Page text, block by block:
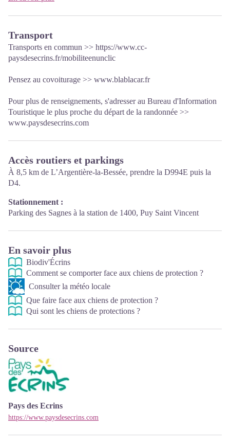
territoire et de ses patrimoines. Un espace d'exposition temporaire
permettra une offre renouvelée. Enfin,le dispositif est complété
par une salle audiovisuelle permettant d'organiser projections et
conférences Entrée libre. Toutes les animations du Parc sont
Transport
Transports en commun >> https://www.cc-
paysdesecrins.fr/mobiliteenunclic
Pensez au covoiturage >> www.blablacar.fr
Pour plus de renseignements, s'adresser au Bureau d'Information
Touristique le plus proche du départ de la randonnée >>
www.paysdesecrins.com
Accès routiers et parkings
À 8,5 km de L’Argentière-la-Bessée, prendre la D994E puis la
D4.
Stationnement :
Parking des Sagnes à la station de 1400, Puy Saint Vincent
En savoir plus
Biodiv'Écrins
Comment se comporter face aux chiens de protection ?
Consulter la météo locale
Que faire face aux chiens de protection ?
Qui sont les chiens de protections ?
Source
Pays des Ecrins
https://www.paysdesecrins.com